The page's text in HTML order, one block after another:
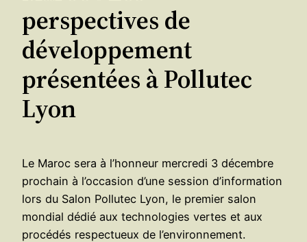
perspectives de
développement
présentées à Pollutec
Lyon
Le Maroc sera à l’honneur mercredi 3 décembre
prochain à l’occasion d’une session d’information
lors du Salon Pollutec Lyon, le premier salon
mondial dédié aux technologies vertes et aux
procédés respectueux de l’environnement.